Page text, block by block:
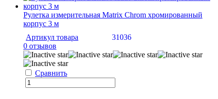
Рулетка измерительная Matrix Chrom хромированный
корпус 3 м
Артикул товара
31036
0 отзывов
Сравнить